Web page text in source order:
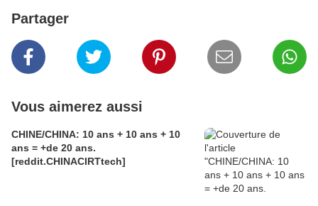
Partager
Vous aimerez aussi
CHINE/CHINA: 10 ans + 10 ans + 10
ans = +de 20 ans.
[reddit.CHINACIRTtech]